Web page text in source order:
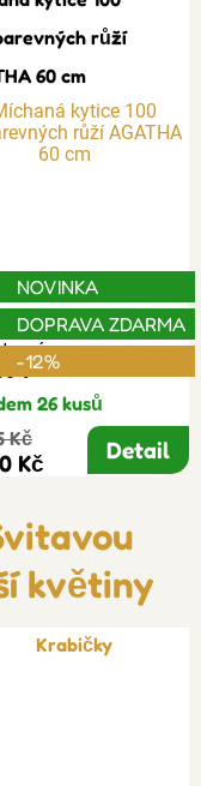
růží
60 cm
NOVINKA
DOPRAVA ZDARMA
-12%
26 kusů
Kč
Kč Detail
květiny